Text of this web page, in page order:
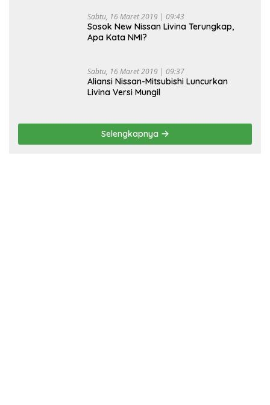
Sabtu, 16 Maret 2019 | 09:43
Sosok New Nissan Livina Terungkap,
Apa Kata NMI?
Sabtu, 16 Maret 2019 | 09:37
Aliansi Nissan-Mitsubishi Luncurkan
Livina Versi Mungil
Selengkapnya